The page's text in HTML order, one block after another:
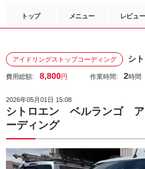
トップ メニュー レビュー
アイドリングストップコーディング シ
費用総額: 8,800円 作業時間: 2時間
2026年05月01日 15:08
シトロエン ベルランゴ ア
ーディング